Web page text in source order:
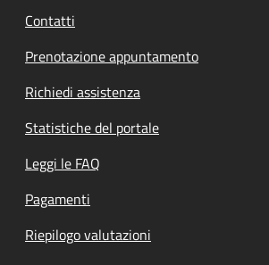
Contatti
Prenotazione appuntamento
Richiedi assistenza
Statistiche del portale
Leggi le FAQ
Pagamenti
Riepilogo valutazioni